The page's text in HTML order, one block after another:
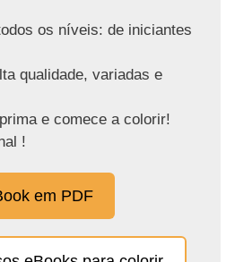
os níveis: de iniciantes
qualidade, variadas e
e comece a colorir!
!
em PDF